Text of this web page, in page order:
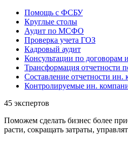
Помощь с ФСБУ
Круглые столы
Аудит по МСФО
Проверка учета ГОЗ
Кадровый аудит
Консультации по договорам
Трансформация
Составление отчетности ин.
Контролируемые ин.
45 экспертов
Поможем сделать бизнес более
расти, cокращать затраты,